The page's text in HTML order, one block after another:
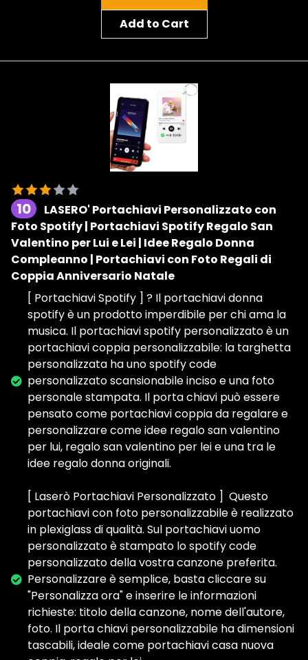
Add to Cart
10
LASERO' Portachiavi Personalizzato con
Foto Spotify | Portachiavi Spotify Regalo San
Valentino per Lui e Lei | Idee Regalo Donna
Compleanno | Portachiavi con Foto Regali di
Coppia Anniversario Natale
[ Portachiavi Spotify ] ? Il portachiavi donna
spotify è un prodotto imperdibile per chi ama la
musica. Il portachiavi spotify personalizzato è un
portachiavi coppia personalizzabile: la targhetta
personalizzata ha uno spotify code
personalizzato scansionabile inciso e una foto
personale stampata. Il porta chiavi può essere
pensato come portachiavi coppia da regalare e
personalizzare come idee regalo san valentino
per lui, regalo san valentino per lei e una tra le
idee regalo donna originali.
[ Laserò Portachiavi Personalizzato ] ️ Questo
portachiavi con foto personalizzabile è realizzato
in plexiglass di qualità. Sul portachiavi uomo
personalizzato è stampato lo spotify code
personalizzato della vostra canzone preferita.
Personalizzare è semplice, basta cliccare su
"Personalizza ora" e inserire le informazioni
richieste: titolo della canzone, nome dell'autore,
foto. Il porta chiavi personalizzabile ha dimensioni
tascabili, ideale come portachiavi casa nuova